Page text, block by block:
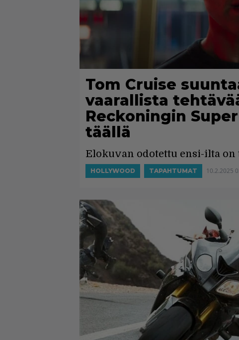
Tom Cruise
vaarallista
Reckoningin
täällä
Elokuvan odotettu ensi-ilta on
HOLLYWOOD TAPAHTUMAT 10.2.2025